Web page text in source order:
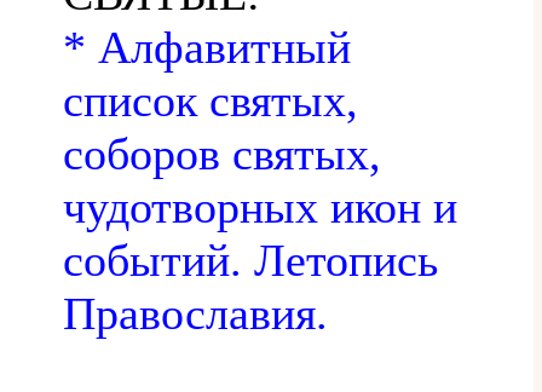
* Алфавитный
список святых,
соборов святых,
чудотворных икон и
событий. Летопись
Православия.